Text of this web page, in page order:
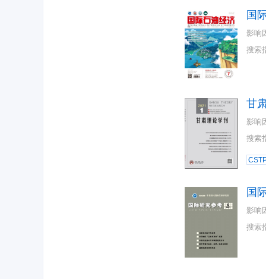
国
影响
搜索
甘
影响
搜索
国
影响
搜索